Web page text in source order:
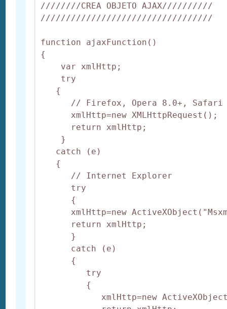
////////CREA OBJETO AJAX//////////
//////////////////////////////////
function ajaxFunction()
{
var xmlHttp;
try
{
// Firefox, Opera 8.0+, Safari
xmlHttp=new XMLHttpRequest();
return xmlHttp;
}
catch (e)
{
// Internet Explorer
try
{
xmlHttp=new
return xmlHttp;
}
catch (e)
{
try
{
xmlHttp=new